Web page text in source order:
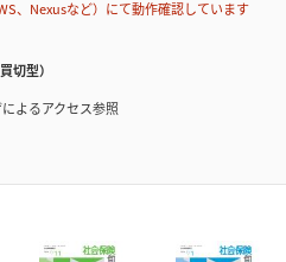
、Nexusなど）にて動作確認しています
切型）
よるアクセス参照